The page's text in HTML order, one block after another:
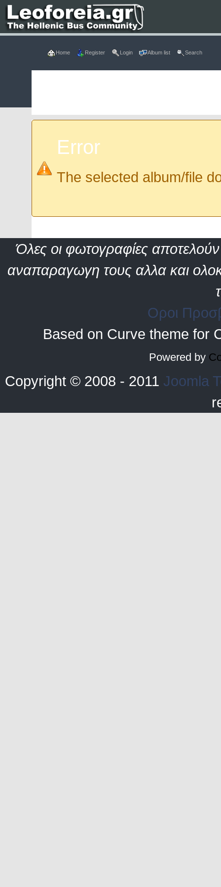
Home Register Login Album list Search
Error
The selected album/file
Όλες οι φωτογραφίες αποτελούν
αναπαραγωγη τους αλλα και
Οροι
Based on Curve theme for
Powered by
Copyright © 2008 - 2011 Joomla